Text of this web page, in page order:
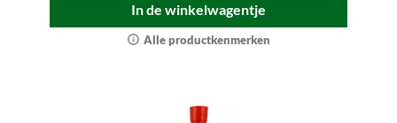
In de winkelwagentje
Alle productkenmerken